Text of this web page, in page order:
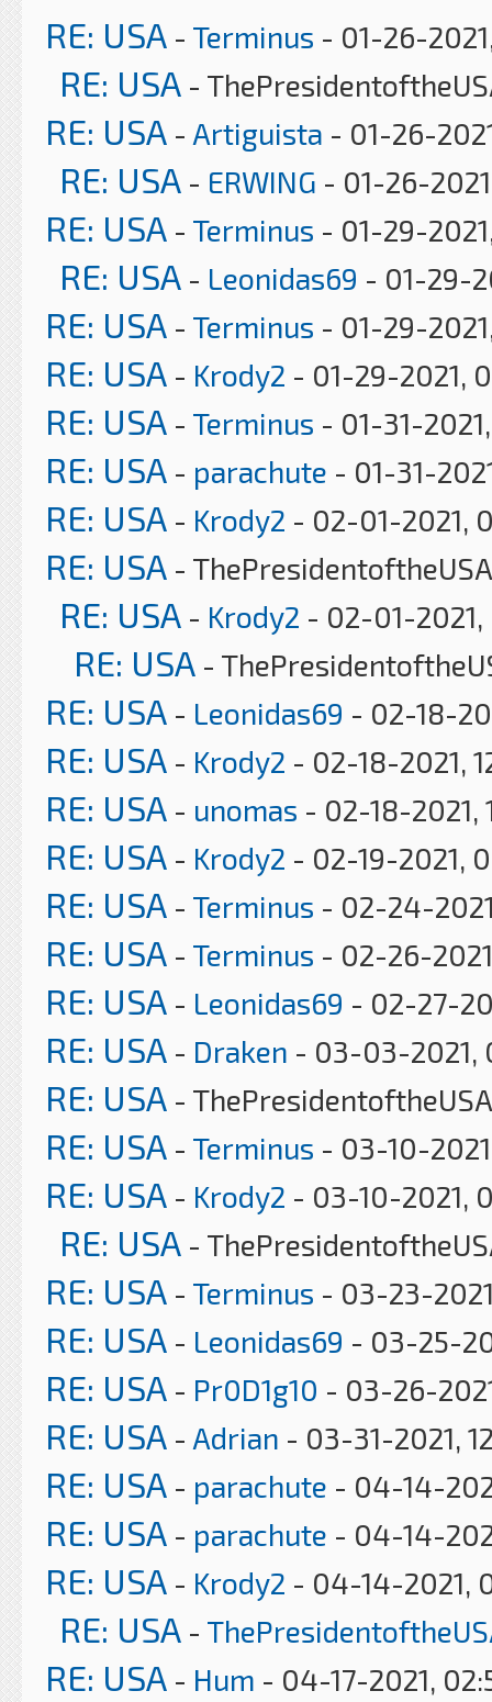
RE: USA - Terminus - 01-26-
RE: USA -
RE: USA - Artiguista - 01-26-
RE: USA - ERWING - 01-26-
RE: USA - Terminus - 01-29-
RE: USA - Leonidas69 - 01-29-
RE: USA - Terminus - 01-29-
RE: USA - Krody2 - 01-29-2021,
RE: USA - Terminus - 01-31-
RE: USA - parachute - 01-31-
RE: USA - Krody2 - 02-01-2021,
RE: USA -
RE: USA - Krody2 - 02-01-
RE: USA -
RE: USA - Leonidas69 - 02-18-
RE: USA - Krody2 - 02-18-2021,
RE: USA - unomas - 02-18-2021,
RE: USA - Krody2 - 02-19-2021,
RE: USA - Terminus - 02-24-
RE: USA - Terminus - 02-26-
RE: USA - Leonidas69 - 02-27-
RE: USA - Draken - 03-03-2021,
RE: USA -
RE: USA - Terminus - 03-10-
RE: USA - Krody2 - 03-10-2021,
RE: USA -
RE: USA - Terminus - 03-23-
RE: USA - Leonidas69 - 03-25-
RE: USA - Pr0D1g10 - 03-26-
RE: USA - Adrian - 03-31-2021,
RE: USA - parachute - 04-14-
RE: USA - parachute - 04-14-
RE: USA - Krody2 - 04-14-2021,
RE: USA -
RE: USA - Hum - 04-17-2021,